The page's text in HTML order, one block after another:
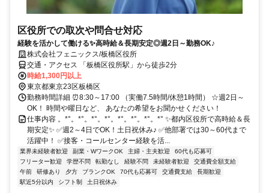
区役所での取次や問合せ対応
経験を活かして働ける✨高時給＆長期安定◎週2日～勤務OK♪
株式会社フェニックス/板橋区役所
交通・アクセス 「板橋区役所駅」から徒歩2分
時給1,300円以上
東京都東京23区板橋区
勤務時間詳細 ⏰8:30～17:00 （実働7.5時間/休憩1時間） ☆週2日～
OK！ 時間や曜日など、 あなたの希望をお聞かせください！
仕事内容 。*°。*°。*°。*°。*°。*°。*°。*° ✨都内区役所で高時給＆長
期安定✨ ✅週2～4日でOK！土日祝休み♪ ✅他部署では30～60代まで
活躍中！ ✅接客・コールセンター経験を活...
業界未経験者歓迎 副業・WワークOK 主婦・主夫歓迎
60代も応募可
フリーター歓迎
学歴不問 転勤なし 経験不問 未経験者歓迎
交通費全額支給
午前
研修あり 夕方 ブランクOK 70代も応募可 交通費支給
長期歓迎
駅近5分以内
シフト制 土日祝休み